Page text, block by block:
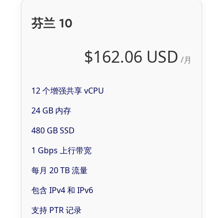
芬兰 10
$162.06 USD /月
12 个增强共享 vCPU
24 GB 内存
480 GB SSD
1 Gbps 上行带宽
每月 20 TB 流量
包含 IPv4 和 IPv6
支持 PTR 记录